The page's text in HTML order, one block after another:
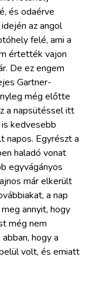
és odaérve
az angol
felé, ami a
értették vajon
De ez engem
Gartner-
még előtte
a napsütéssel itt
kedvesebb
napos. Egyrészt a
haladó vonat
egyvágányos
már elkerült
a nap
annyit, hogy
még nem
hogy a
volt, és emiatt